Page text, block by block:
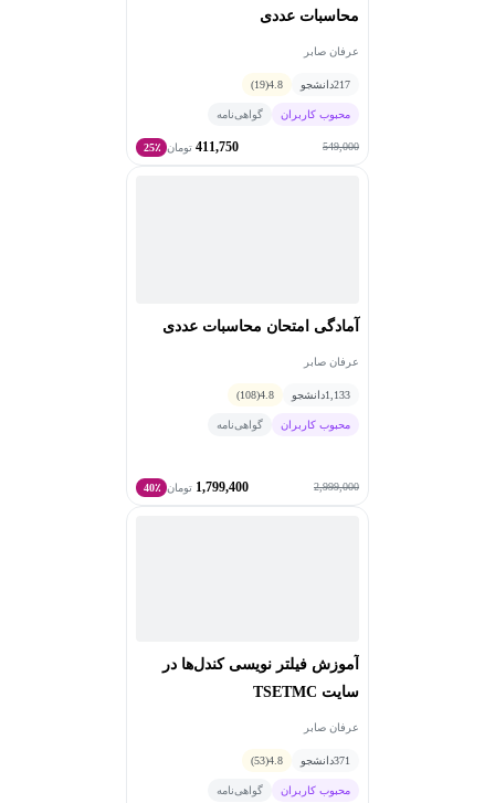
محاسبات عددی
عرفان صابر
217دانشجو 4.8
(19)
محبوب کاربران گواهی‌نامه
549,000
411,750 تومان 25٪
آمادگی امتحان محاسبات عددی
عرفان صابر
1,133دانشجو 4.8
(108)
محبوب کاربران گواهی‌نامه
2,999,000
1,799,400 تومان 40٪
آموزش فیلتر نویسی کندل‌ها در
سایت TSETMC
عرفان صابر
371دانشجو 4.8
(53)
محبوب کاربران گواهی‌نامه